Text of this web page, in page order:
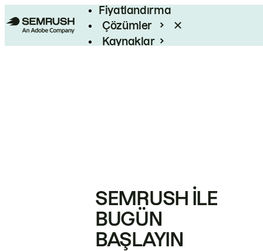
Fiyatlandırma
Çözümler
Kaynaklar
SEMRUSH ILE
BUGÜN
BAŞLAYIN